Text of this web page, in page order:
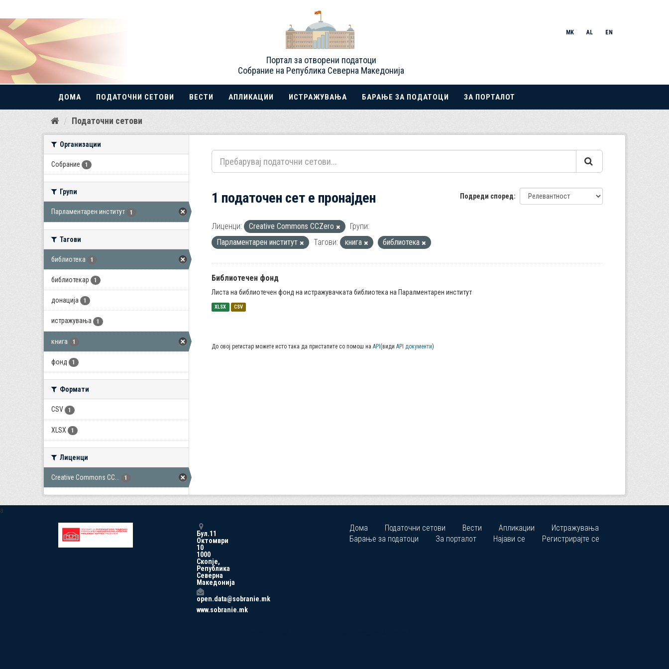
Прескокнете
Портал за отворени податоци
Собрание на Република Северна Македонија
MK AL EN
ДОМА ПОДАТОЧНИ СЕТОВИ ВЕСТИ АПЛИКАЦИИ ИСТРАЖУВАЊА БАРАЊЕ ЗА ПОДАТОЦИ ЗА ПОРТАЛОТ
Податочни сетови
Организации
Собрание 1
Групи
Парламентарен институт 1
Тагови
библиотека 1
библиотекар 1
донација 1
истражувања 1
книга 1
фонд 1
Формати
CSV 1
XLSX 1
Лиценци
Creative Commons CC... 1
Подреди според
1 податочен сет е пронајден
Лиценци: Creative Commons CCZero
Групи:
Парламентарен институт
Тагови: книга библиотека
Библиотечен фонд
Листа на библиотечен фонд на истражувачката библиотека на Паралментарен институт
XLSX CSV
До овој регистар можете исто така да пристапите со помош на API (види API документи)
a
Бул.11
Октомври
10
1000
Скопје,
Република
Северна
Македонија
open.data@sobranie.mk
www.sobranie.mk
Дома Податочни сетови Вести Апликации
Истражувања
Барање за податоци
За порталот Најави се Регистрирајте се